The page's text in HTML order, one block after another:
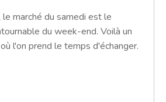
marché du samedi est le
du week-end. Voilà un
l'on prend le temps d'échanger.